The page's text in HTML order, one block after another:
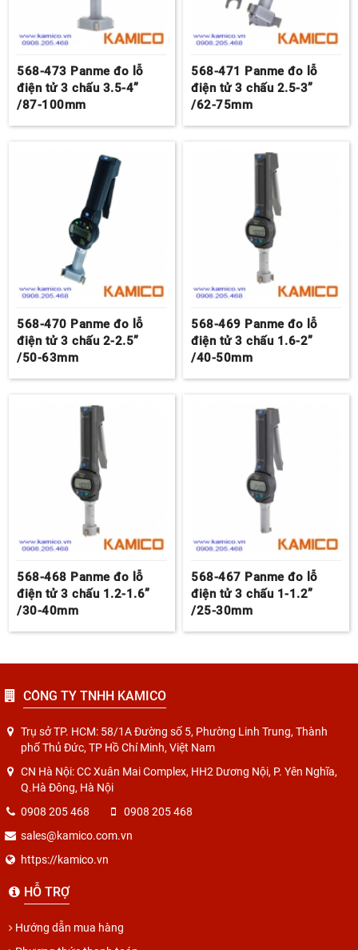
568-473 Panme đo lỗ
điện tử 3 chấu 3.5-4”
/87-100mm
568-471 Panme đo lỗ
điện tử 3 chấu 2.5-3”
/62-75mm
568-470 Panme đo lỗ
điện tử 3 chấu 2-2.5”
/50-63mm
568-469 Panme đo lỗ
điện tử 3 chấu 1.6-2”
/40-50mm
568-468 Panme đo lỗ
điện tử 3 chấu 1.2-1.6”
/30-40mm
568-467 Panme đo lỗ
điện tử 3 chấu 1-1.2”
/25-30mm
CÔNG TY TNHH KAMICO
Trụ sở TP. HCM: 58/1A Đường số 5, Phường Linh Trung, Thành
phố Thủ Đức, TP Hồ Chí Minh, Việt Nam
CN Hà Nội: CC Xuân Mai Complex, HH2 Dương Nội, P. Yên Nghĩa,
Q.Hà Đông, Hà Nội
0908 205 468
0908 205 468
sales@kamico.com.vn
https://kamico.vn
HỖ TRỢ
Hướng dẫn mua hàng